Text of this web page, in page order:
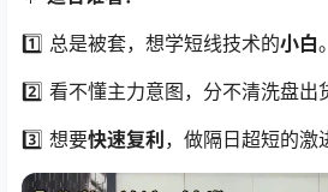
1️⃣ 总是被套，想学短线技术的小白。
2️⃣ 看不懂主力意图，分不清洗盘出
3️⃣ 想要快速复利 ，做隔日超短的激